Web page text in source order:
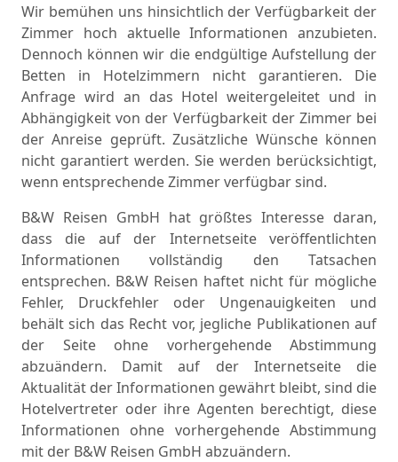
Wir bemühen uns hinsichtlich der Verfügbarkeit der
Zimmer hoch aktuelle Informationen anzubieten.
Dennoch können wir die endgültige Aufstellung der
Betten in Hotelzimmern nicht garantieren. Die
Anfrage wird an das Hotel weitergeleitet und in
Abhängigkeit von der Verfügbarkeit der Zimmer bei
der Anreise geprüft. Zusätzliche Wünsche können
nicht garantiert werden. Sie werden berücksichtigt,
wenn entsprechende Zimmer verfügbar sind.
B&W Reisen GmbH hat größtes Interesse daran,
dass die auf der Internetseite veröffentlichten
Informationen vollständig den Tatsachen
entsprechen. B&W Reisen haftet nicht für mögliche
Fehler, Druckfehler oder Ungenauigkeiten und
behält sich das Recht vor, jegliche Publikationen auf
der Seite ohne vorhergehende Abstimmung
abzuändern. Damit auf der Internetseite die
Aktualität der Informationen gewährt bleibt, sind die
Hotelvertreter oder ihre Agenten berechtigt, diese
Informationen ohne vorhergehende Abstimmung
mit der B&W Reisen GmbH abzuändern.